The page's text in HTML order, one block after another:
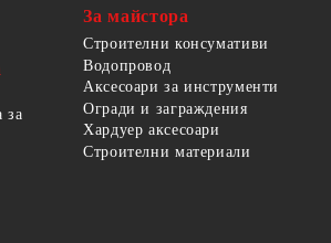
за
За майстора
Строителни консумативи
Водопровод
Аксесоари за инструменти
Огради и заграждения
Хардуер аксесоари
Строителни материали